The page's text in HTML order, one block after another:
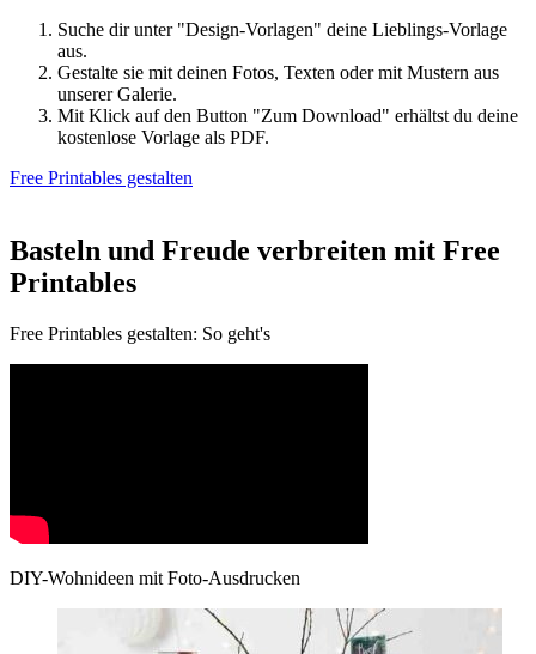
Suche dir unter "Design-Vorlagen" deine Lieblings-Vorlage
aus.
Gestalte sie mit deinen Fotos, Texten oder mit Mustern aus
unserer Galerie.
Mit Klick auf den Button "Zum Download" erhältst du deine
kostenlose Vorlage als PDF.
Free Printables gestalten
Basteln und Freude verbreiten mit Free
Printables
Free Printables gestalten: So geht's
DIY-Wohnideen mit Foto-Ausdrucken